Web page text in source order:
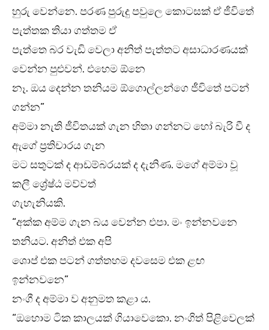
හුරු වෙන්නෙ. පරණ පුරුදු පවුලෙ කොටසක් ඒ ජීවිතේ
පැත්තක තියා ගත්තම ඒ
පැත්තෙ බර වැඩි වෙලා අනිත් පැත්තට අසාධාරණයක්
වෙන්න පුළුවන්. එහෙම ඕනෙ
නෑ. ඔය දෙන්න තනියම ඕගොල්ලන්ගෙ ජීවිතේ පටන්
ගන්න”
අම්මා නැති ජීවිතයක් ගැන හිතා ගන්නට හෝ බැරි වී ද
ඇගේ ප්‍රතිචාරය ගැන
මට සතුටක් ද ආඩම්බරයක් ද දැනිණ. මගේ අම්මා වූ
කලී ශ්‍රේෂ්ඨ මව්වත්
ගැහැනියකි.
“අක්ක අම්ම ගැන බය වෙන්න එපා. මං ඉන්නවනෙ
තනියට. අනිත් එක අපි
ශොප් එක පටන් ගත්තහම දවසෙම එක ළඟ
ඉන්නවනෙ”
නංගී ද අම්මා ව අනුමත කළා ය.
“ඔහොම ටික කාලයක් ගියාවෙකො. නංගිත් පිළිවෙලක්